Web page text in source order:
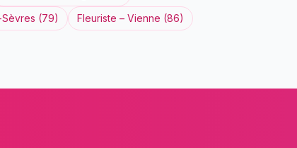
(79) Fleuriste – Vienne (86)